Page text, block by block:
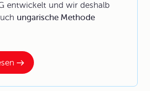
entwickelt und wir deshalb
ungarische Methode